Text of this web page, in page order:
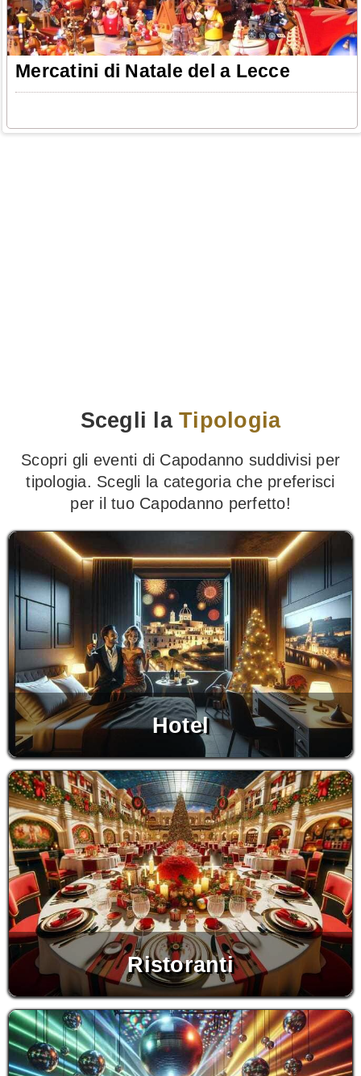
Mercatini di Natale del a Lecce
Scegli laTipologia
Scopri gli eventi di Capodanno suddivisi per
tipologia. Scegli la categoria che preferisci
per il tuo Capodanno perfetto!
Hotel
Ristoranti